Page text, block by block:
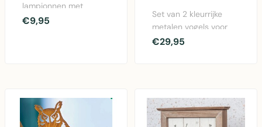
lampionnen met
bloemmotief in
€9,95
Set van 2 kleurrijke
metalen vogels voor
tuin en interieur
€29,95